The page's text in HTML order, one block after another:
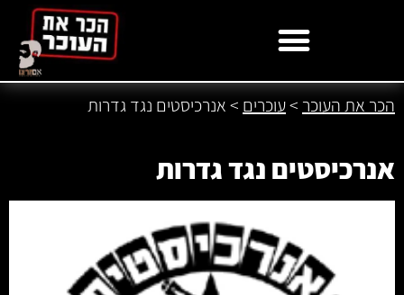
הכר את העוכר >עוכרים >אנרכיסטים נגד גדרות
אנרכיסטים נגד גדרות